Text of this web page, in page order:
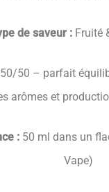
de saveur :Fruité
50 – parfait
arômes et
:50 ml dans un
Vape)